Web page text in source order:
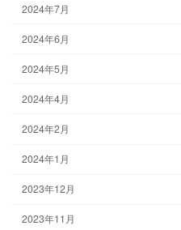
2024年7月
2024年6月
2024年5月
2024年4月
2024年2月
2024年1月
2023年12月
2023年11月